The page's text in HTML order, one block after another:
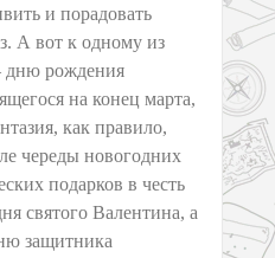
и порадовать
А вот к одному из
дню рождения
на конец марта,
как правило,
череды новогодних
подарков в честь
святого Валентина, а
защитника